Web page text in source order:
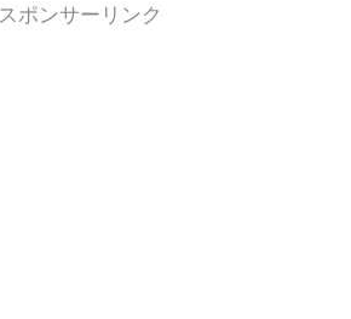
スポンサーリンク